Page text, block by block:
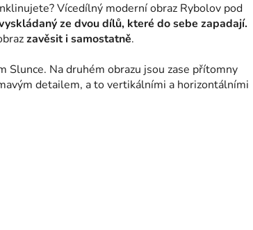
Vícedílný moderní obraz Rybolov pod
ze dvou dílů, které do sebe zapadají.
zavěsit i samostatně.
Slunce. Na druhém obrazu jsou zase přítomny
detailem, a to vertikálními a horizontálními